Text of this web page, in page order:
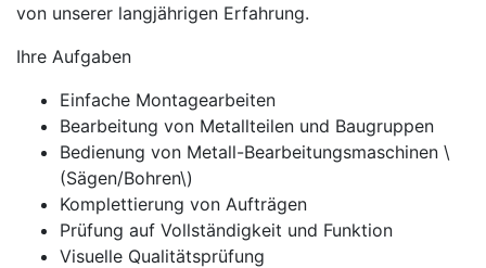
von unserer langjährigen Erfahrung.
Ihre Aufgaben
Einfache Montagearbeiten
Bearbeitung von Metallteilen und Baugruppen
Bedienung von Metall-Bearbeitungsmaschinen \
(Sägen/Bohren\)
Komplettierung von Aufträgen
Prüfung auf Vollständigkeit und Funktion
Visuelle Qualitätsprüfung